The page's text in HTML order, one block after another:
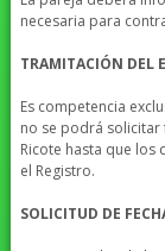
necesaria para
TRAMITACIÓN DEL
Es competencia
no se podrá solicitar
Ricote hasta que los
el Registro.
SOLICITUD DE